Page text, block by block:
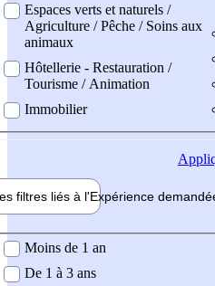
Espaces verts et naturels /
Agriculture / Pêche / Soins aux
animaux
Hôtellerie - Restauration /
Tourisme / Animation
Immobilier
filtres liés à l'Expérience
demandée
Moins de 1 an
De 1 à 3 ans